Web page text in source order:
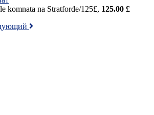
komnata na Stratforde/125£, 125.00 £